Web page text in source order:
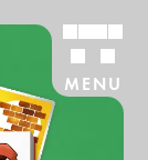
MENU